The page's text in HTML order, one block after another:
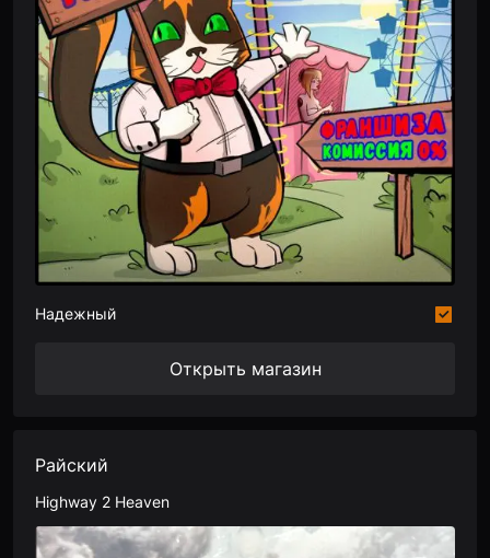
Надежный
Открыть магазин
Райский
Highway 2 Heaven